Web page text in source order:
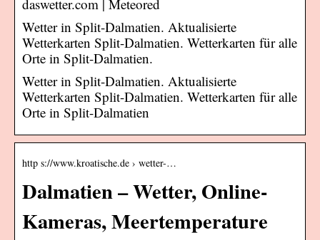
daswetter.com | Meteored
Wetter in Split-Dalmatien. Aktualisierte
Wetterkarten Split-Dalmatien. Wetterkarten für alle
Orte in Split-Dalmatien.
Wetter in Split-Dalmatien. Aktualisierte
Wetterkarten Split-Dalmatien. Wetterkarten für alle
Orte in Split-Dalmatien
http s://www.kroatische.de › wetter-…
Dalmatien – Wetter, Online-
Kameras, Meertemperature